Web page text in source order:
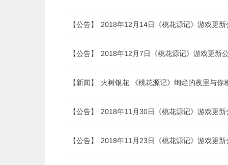
【公告】 2018年12月14日《桃花源记》游戏更新
【公告】 2018年12月7日《桃花源记》游戏更新
【新闻】 火树银花 《桃花源记》绚烂的夜里与你
【公告】 2018年11月30日《桃花源记》游戏更新
【公告】 2018年11月23日《桃花源记》游戏更新